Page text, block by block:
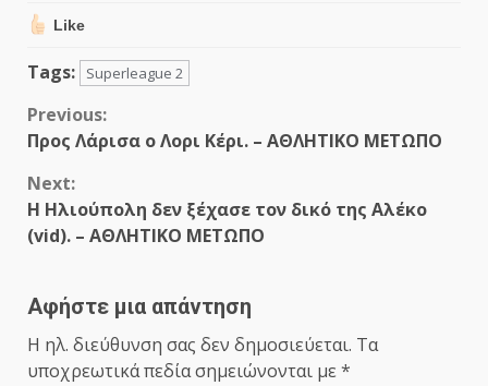
Like
Tags: Superleague 2
Continue
Reading
Previous:
Προς Λάρισα ο Λορι Κέρι. – ΑΘΛΗΤΙΚΟ ΜΕΤΩΠΟ
Next:
Η Ηλιούπολη δεν ξέχασε τον δικό της Αλέκο
(vid). – ΑΘΛΗΤΙΚΟ ΜΕΤΩΠΟ
Αφήστε μια απάντηση
Η ηλ. διεύθυνση σας δεν δημοσιεύεται. Τα
υποχρεωτικά πεδία σημειώνονται με *